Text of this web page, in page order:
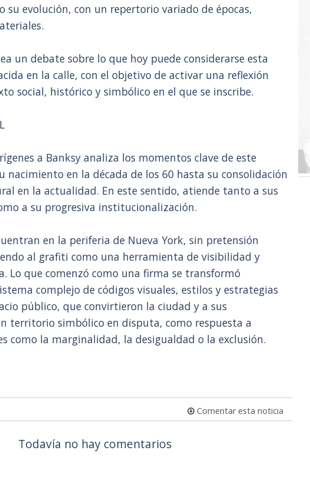
su evolución, con un repertorio variado de épocas,
un debate sobre lo que hoy puede considerarse esta
en la calle, con el objetivo de activar una reflexión
social, histórico y simbólico en el que se inscribe.
a Banksy analiza los momentos clave de este
nacimiento en la década de los 60 hasta su consolidación
en la actualidad. En este sentido, atiende tanto a sus
a su progresiva institucionalización.
en la periferia de Nueva York, sin pretensión
al grafiti como una herramienta de visibilidad y
Lo que comenzó como una firma se transformó
complejo de códigos visuales, estilos y estrategias
público, que convirtieron la ciudad y a sus
territorio simbólico en disputa, como respuesta a
como la marginalidad, la desigualdad o la exclusión.
Comentar esta noticia
Todavía no hay comentarios